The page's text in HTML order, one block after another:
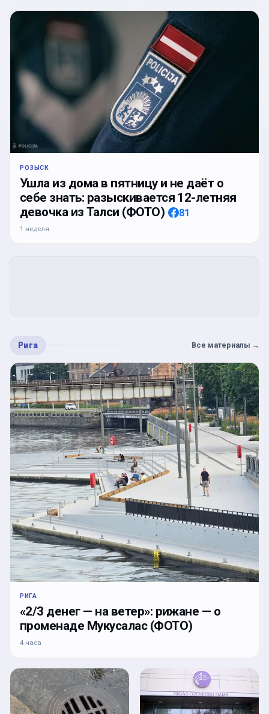
РОЗЫСК
Ушла из дома в пятницу и не даёт о
себе знать: разыскивается 12-летняя
девочка из Талси (ФОТО)
81
1 неделя
Рига Все материалы →
РИГА
«2/3 денег — на ветер»: рижане — о
променаде Мукусалас (ФОТО)
4 часа